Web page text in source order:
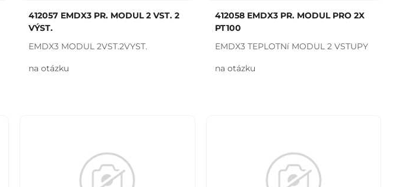
412057 EMDX3 PR. MODUL 2 VST. 2
VÝST.
EMDX3 MODUL 2VST.2VYST.
na otázku
412058 EMDX3 PR. MODUL PRO 2X
PT100
EMDX3 TEPLOTNí MODUL 2 VSTUPY
na otázku